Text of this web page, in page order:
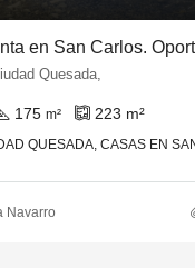
Quesada,
175 m² 223 m²
QUESADA, CASAS EN
Navarro